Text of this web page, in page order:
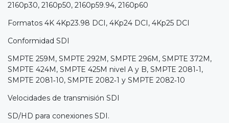
2160p30, 2160p50, 2160p59.94, 2160p60
Formatos 4K 4Kp23.98 DCI, 4Kp24 DCI, 4Kp25 DCI
Conformidad SDI
SMPTE 259M, SMPTE 292M, SMPTE 296M, SMPTE 372M,
SMPTE 424M, SMPTE 425M nivel A y B, SMPTE 2081‑1,
SMPTE 2081‑10, SMPTE 2082‑1 y SMPTE 2082‑10
Velocidades de transmisión SDI
SD/HD para conexiones SDI.